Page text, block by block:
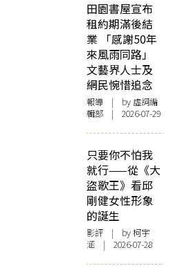
田園書屋宣布
租約期滿後結
業 「感謝50年
來風雨同路」
文藝界人士及
網民惋惜追念
報導 | by 虛詞編
輯部 | 2026-07-29
只要你不怕我
就行——從《大
盜歌王》看邱
剛健女性形象
的誕生
影評 | by 柯宇
涵 | 2026-07-28